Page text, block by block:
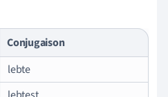
Conjugaison
lebte